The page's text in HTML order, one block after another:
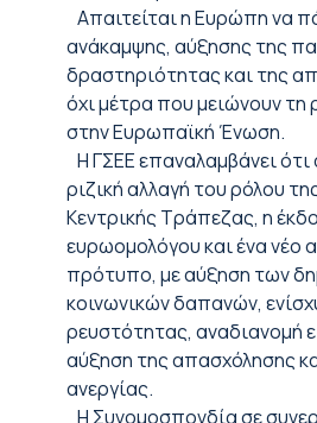
Απαιτείται η Ευρώπη να
ανάκαμψης, αύξησης της
δραστηριότητας και της
όχι μέτρα που μειώνουν τη
στην Ευρωπαϊκή Ένωση.
Η ΓΣΕΕ επαναλαμβάνει ότι
ριζική αλλαγή του ρόλου
Κεντρικής Τράπεζας, η
ευρωομολόγου και ένα νέο
πρότυπο, με αύξηση των
κοινωνικών δαπανών,
ρευστότητας, αναδιανομή
αύξηση της απασχόλησης
ανεργίας.
Η Συνομοσπονδία σε